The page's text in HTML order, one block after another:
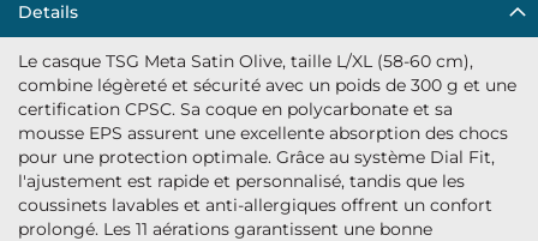
Details
Le casque TSG Meta Satin Olive, taille L/XL (58-60 cm),
combine légèreté et sécurité avec un poids de 300 g et une
certification CPSC. Sa coque en polycarbonate et sa
mousse EPS assurent une excellente absorption des chocs
pour une protection optimale. Grâce au système Dial Fit,
l'ajustement est rapide et personnalisé, tandis que les
coussinets lavables et anti-allergiques offrent un confort
prolongé. Les 11 aérations garantissent une bonne